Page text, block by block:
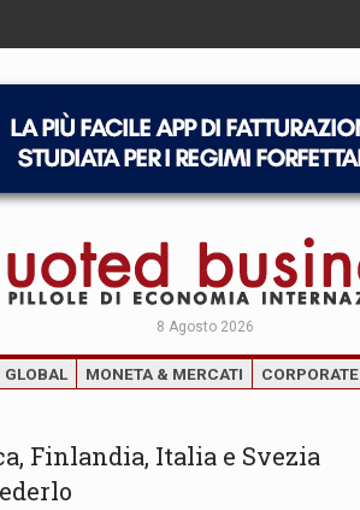
8 Agosto 2026
GLOBAL MONETA & MERCATI CORPORATE
Finlandia, Italia e Svezia